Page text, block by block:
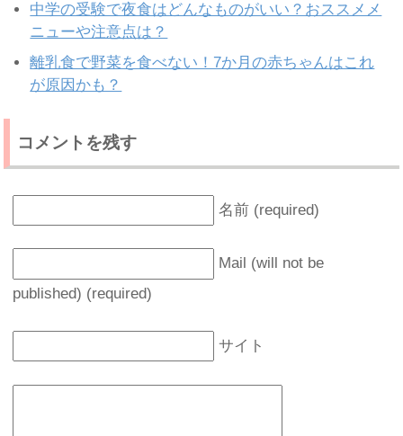
中学の受験で夜食はどんなものがいい？おススメメ
ニューや注意点は？
離乳食で野菜を食べない！7か月の赤ちゃんはこれ
が原因かも？
コメントを残す
名前 (required)
Mail (will not be
published) (required)
サイト